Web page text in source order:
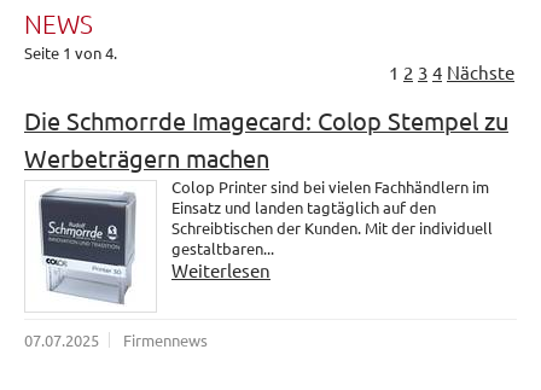
NEWS
Seite 1 von 4.
1 2 3 4 Nächste
Die Schmorrde Imagecard: Colop Stempel zu
Werbeträgern machen
Colop Printer sind bei vielen Fachhändlern im
Einsatz und landen tagtäglich auf den
Schreibtischen der Kunden. Mit der individuell
gestaltbaren...
Weiterlesen
07.07.2025 Firmennews